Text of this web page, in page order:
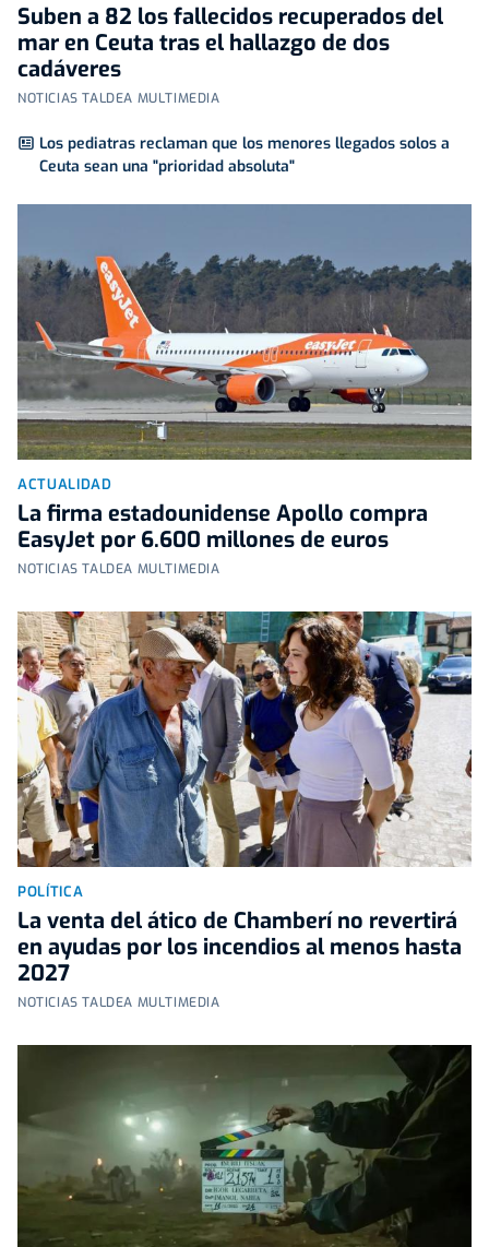
Suben a 82 los fallecidos recuperados del
mar en Ceuta tras el hallazgo de dos
cadáveres
NOTICIAS TALDEA MULTIMEDIA
Los pediatras reclaman que los menores llegados solos a
Ceuta sean una "prioridad absoluta"
ACTUALIDAD
La firma estadounidense Apollo compra
EasyJet por 6.600 millones de euros
NOTICIAS TALDEA MULTIMEDIA
POLÍTICA
La venta del ático de Chamberí no revertirá
en ayudas por los incendios al menos hasta
2027
NOTICIAS TALDEA MULTIMEDIA